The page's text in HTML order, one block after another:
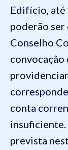
Edifício, até
poderão
Conselho
convocação
conta
insuficiente.
prevista